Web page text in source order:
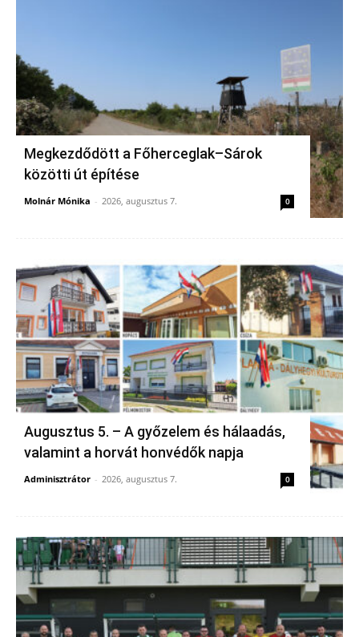
Megkezdődött a Főherceglak–Sárok
közötti út építése
Molnár Mónika - 2026, augusztus 7. 0
Augusztus 5. – A győzelem és hálaadás,
valamint a horvát honvédők napja
Adminisztrátor - 2026, augusztus 7. 0